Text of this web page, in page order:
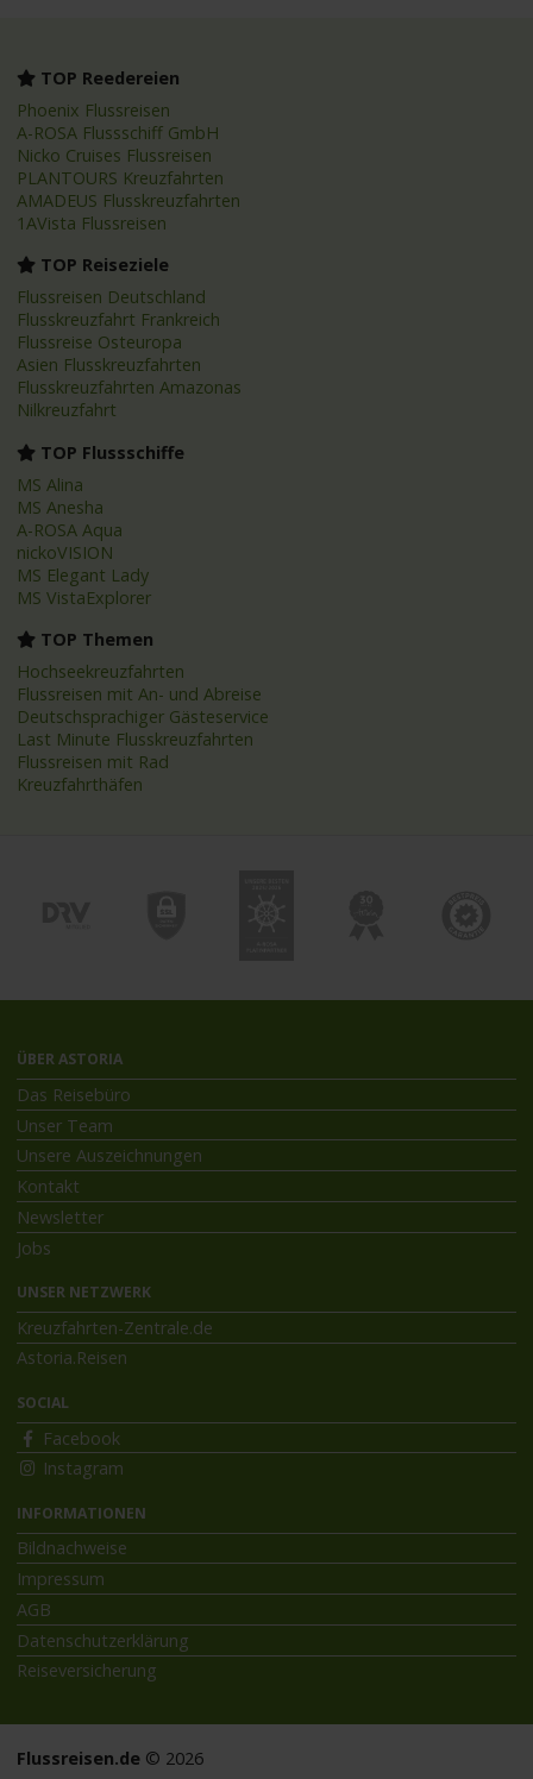
TOP Reedereien
Phoenix Flussreisen
A-ROSA Flussschiff GmbH
Nicko Cruises Flussreisen
PLANTOURS Kreuzfahrten
AMADEUS Flusskreuzfahrten
1AVista Flussreisen
TOP Reiseziele
Flussreisen Deutschland
Flusskreuzfahrt Frankreich
Flussreise Osteuropa
Asien Flusskreuzfahrten
Flusskreuzfahrten Amazonas
Nilkreuzfahrt
TOP Flussschiffe
MS Alina
MS Anesha
A-ROSA Aqua
nickoVISION
MS Elegant Lady
MS VistaExplorer
TOP Themen
Hochseekreuzfahrten
Flussreisen mit An- und Abreise
Deutschsprachiger Gästeservice
Last Minute Flusskreuzfahrten
Flussreisen mit Rad
Kreuzfahrthäfen
ÜBER ASTORIA
Das Reisebüro
Unser Team
Unsere Auszeichnungen
Kontakt
Newsletter
Jobs
UNSER NETZWERK
Kreuzfahrten-Zentrale.de
Astoria.Reisen
SOCIAL
Facebook
Instagram
INFORMATIONEN
Bildnachweise
Impressum
AGB
Datenschutzerklärung
Reiseversicherung
Flussreisen.de © 2026